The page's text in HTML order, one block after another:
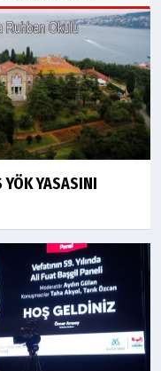
YÖK YASASINI